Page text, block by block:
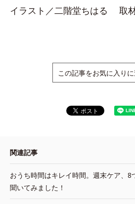
イラスト／二階堂ちはる 取
この記事をお気に入り
関連記事
おうち時間はキレイ時間。週末ケア、8
聞いてみました！